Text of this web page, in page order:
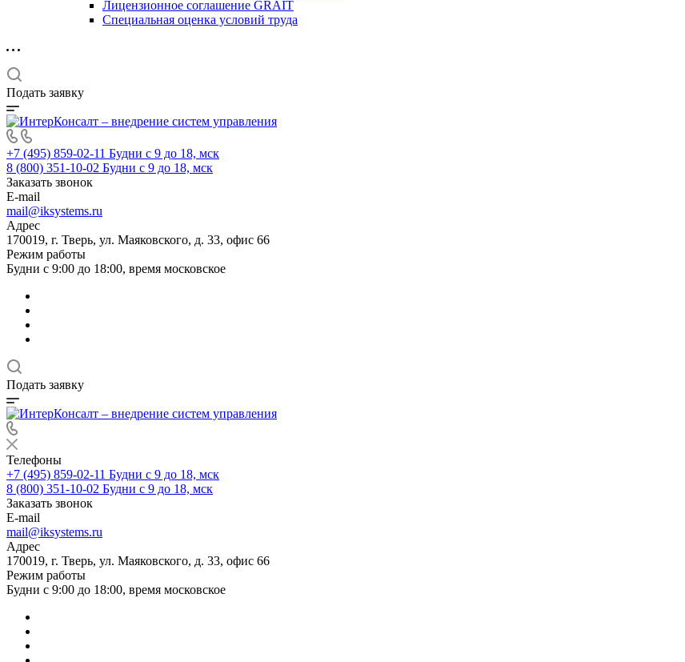
Лицензионное соглашение GRAIT
Специальная оценка условий труда
Подать заявку
+7 (495) 859-02-11 Будни с 9 до 18, мск
8 (800) 351-10-02 Будни с 9 до 18, мск
Заказать звонок
E-mail
mail@iksystems.ru
Адрес
170019, г. Тверь, ул. Маяковского, д. 33, офис 66
Режим работы
Будни с 9:00 до 18:00, время московское
Подать заявку
Телефоны
+7 (495) 859-02-11 Будни с 9 до 18, мск
8 (800) 351-10-02 Будни с 9 до 18, мск
Заказать звонок
E-mail
mail@iksystems.ru
Адрес
170019, г. Тверь, ул. Маяковского, д. 33, офис 66
Режим работы
Будни с 9:00 до 18:00, время московское